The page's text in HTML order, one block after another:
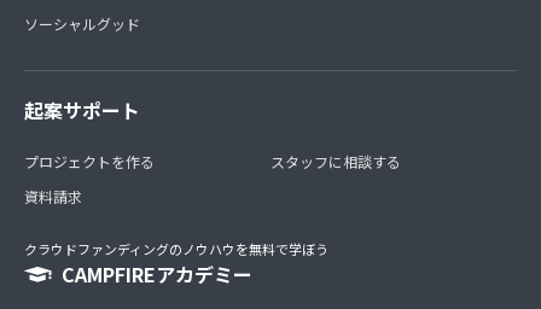
ソーシャルグッド
起案サポート
プロジェクトを作る
資料請求
スタッフに相談する
クラウドファンディングのノウハウを無料で学ぼう
CAMPFIREアカデミー